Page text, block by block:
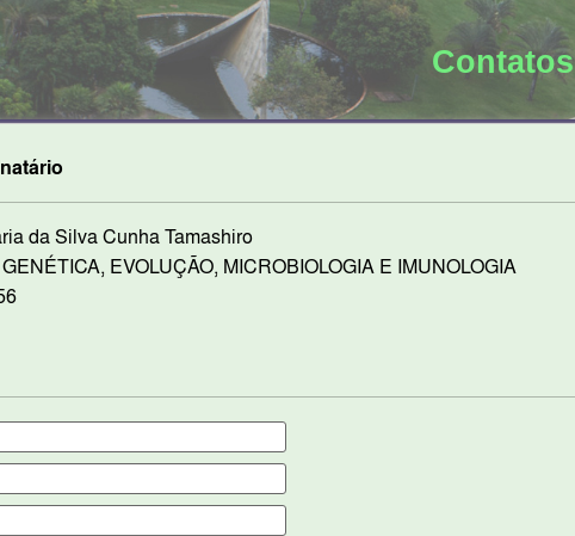
Contatos
da Silva Cunha Tamashiro
EVOLUÇÃO, MICROBIOLOGIA E IMUNOLOGIA